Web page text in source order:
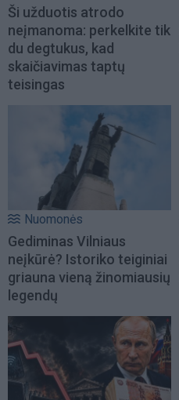
Ši užduotis atrodo
neįmanoma: perkelkite tik
du degtukus, kad
skaičiavimas taptų
teisingas
Nuomonės
Gediminas Vilniaus
neįkūrė? Istoriko teiginiai
griauna vieną žinomiausių
legendų